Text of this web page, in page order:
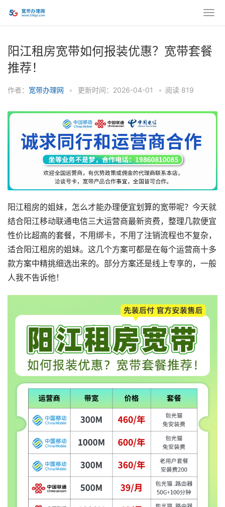
阳江租房宽带如何报装优惠？宽带套餐
推荐！
作者： 宽带办理网 • 更新时间：2026-04-01 • 阅读 819
阳江租房的姐妹，怎么才能办理便宜划算的宽带呢？今天就
结合阳江移动联通电信三大运营商最新资费，整理几款便宜
性价比超高的套餐，不用绑卡，不用了注销流程也不复杂，
适合阳江租房的姐妹。这几个方案可都是在每个运营商十多
款方案中精挑细选出来的。部分方案还是线上专享的，一般
人我不告诉他！